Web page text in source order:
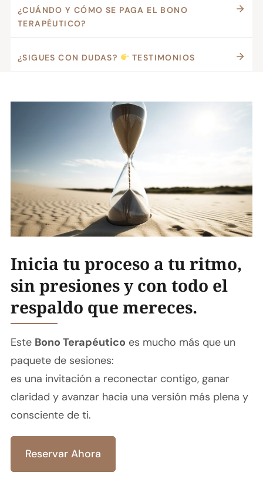
¿CUÁNDO Y CÓMO SE PAGA EL BONO
TERAPÉUTICO?
¿SIGUES CON DUDAS? TESTIMONIOS
Inicia tu proceso a tu ritmo,
sin presiones y con todo el
respaldo que mereces.
Este Bono Terapéutico es mucho más que un
paquete de sesiones:
es una invitación a reconectar contigo, ganar
claridad y avanzar hacia una versión más plena y
consciente de ti.
Reservar Ahora